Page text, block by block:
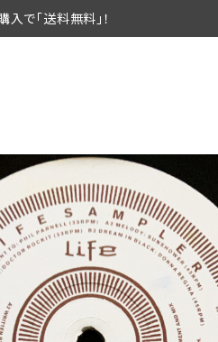
で「送料無料」！